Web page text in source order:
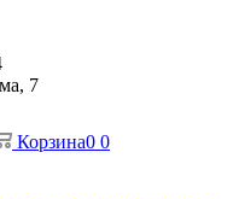
7
Корзина0 0